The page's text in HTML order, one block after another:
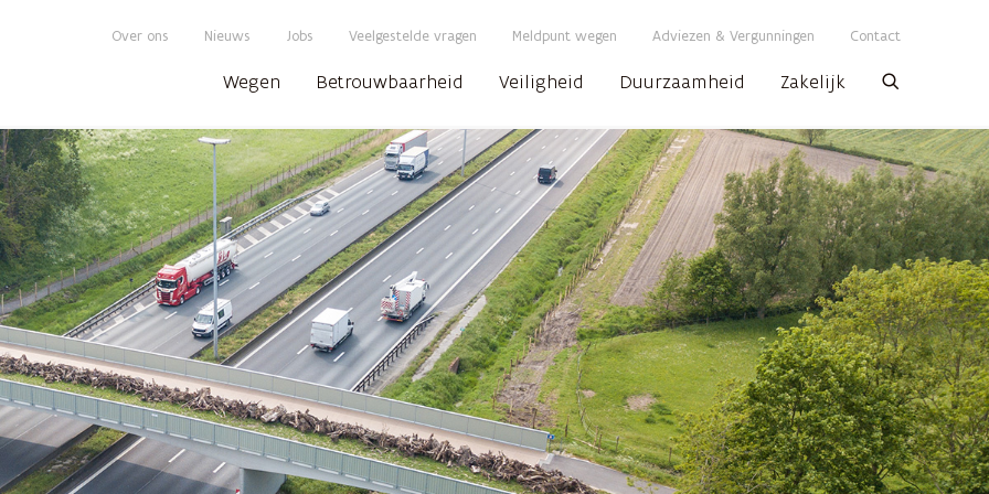
Over ons Nieuws Jobs Veelgestelde vragen Meldpunt wegen Adviezen & Vergunningen Contact
Wegen Betrouwbaarheid Veiligheid Duurzaamheid Zakelijk